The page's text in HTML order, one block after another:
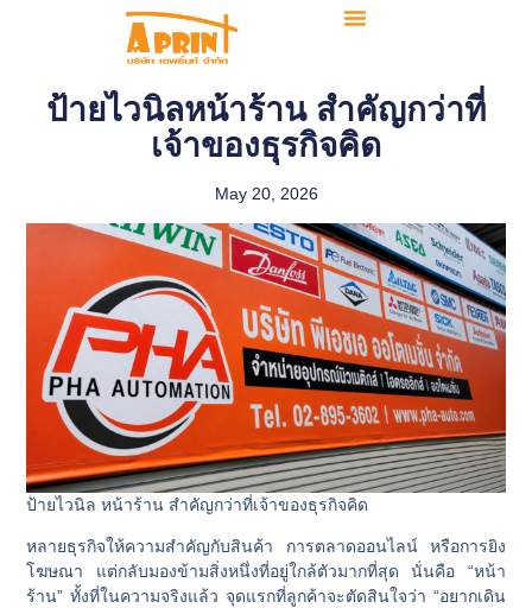
ป้ายไวนิลหน้าร้าน สำคัญกว่าที่
เจ้าของธุรกิจคิด
May 20, 2026
ป้ายไวนิล หน้าร้าน สำคัญกว่าที่เจ้าของธุรกิจคิด
หลายธุรกิจให้ความสำคัญกับสินค้า การตลาดออนไลน์ หรือการยิง
โฆษณา แต่กลับมองข้ามสิ่งหนึ่งที่อยู่ใกล้ตัวมากที่สุด นั่นคือ “หน้า
ร้าน” ทั้งที่ในความจริงแล้ว จุดแรกที่ลูกค้าจะตัดสินใจว่า “อยากเดิน